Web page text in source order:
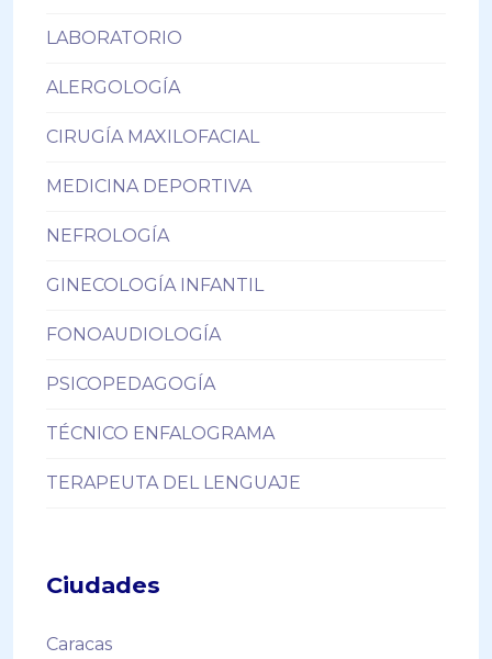
LABORATORIO
ALERGOLOGÍA
CIRUGÍA MAXILOFACIAL
MEDICINA DEPORTIVA
NEFROLOGÍA
GINECOLOGÍA INFANTIL
FONOAUDIOLOGÍA
PSICOPEDAGOGÍA
TÉCNICO ENFALOGRAMA
TERAPEUTA DEL LENGUAJE
Ciudades
Caracas